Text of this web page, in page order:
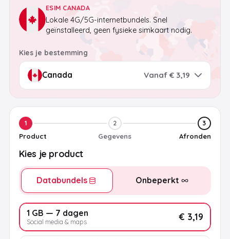
ESIM CANADA
Lokale 4G/5G-internetbundels. Snel
geïnstalleerd, geen fysieke simkaart nodig.
Kies je bestemming
Vanaf € 3,19
1
Product
2
Gegevens
3
Afronden
Kies je product
Databundels Onbeperkt
1 GB — 7 dagen
Social media & maps € 3,19